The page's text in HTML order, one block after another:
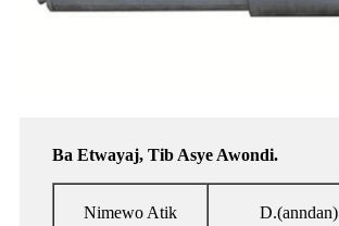
Ba Etwayaj, Tib Asye Awondi.
Nimewo Atik D.(anndan)